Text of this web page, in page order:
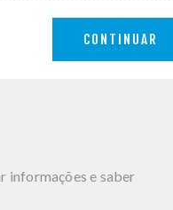
CONTINUAR
informações e saber